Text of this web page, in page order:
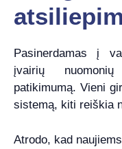
Pasinerdamas į
įvairių
patikimumą. Vieni
sistemą, kiti reiškia
Atrodo, kad